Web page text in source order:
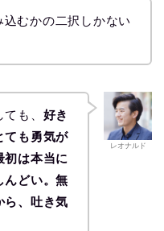
むかの二択しかない
レオナルド
も、 好き
ても勇気が
初は本当に
んどい。無
ら、吐き気